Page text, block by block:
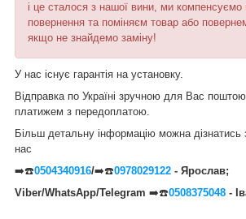
і це сталося з нашої вини, ми компенсуємо
повернення та поміняєм товар або
якщо не знайдемо заміну!
У нас існує гарантія на установку.
Відправка по Україні зручною для Вас
платижем з передоплатою.
Більш детальну інформацію можна
нас
➡️☎️0504340916/➡️☎️0978029122 - Ярослав;
Viber/WhatsApp/Telegram ➡️☎️0508375048 -